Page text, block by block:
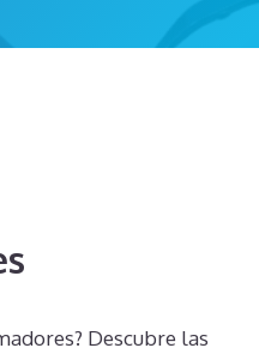
Descubre las